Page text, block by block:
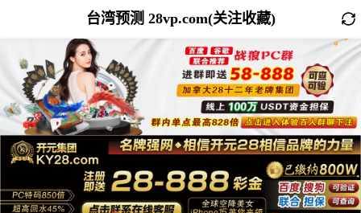
台湾预测 28vp.com(关注收藏)